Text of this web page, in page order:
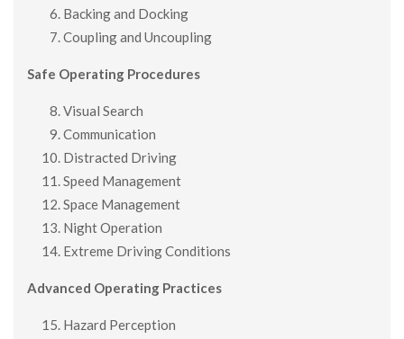
Backing and Docking
Coupling and Uncoupling
Safe Operating Procedures
Visual Search
Communication
Distracted Driving
Speed Management
Space Management
Night Operation
Extreme Driving Conditions
Advanced Operating Practices
Hazard Perception